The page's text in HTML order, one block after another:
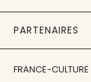
PARTENAIRES
FRANCE-CULTURE